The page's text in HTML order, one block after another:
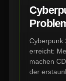
Cyberpunk
erreicht:
machen
der